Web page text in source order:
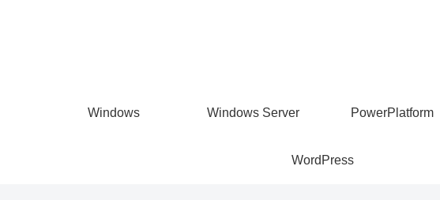
Windows Windows Server PowerPlatform
WordPress